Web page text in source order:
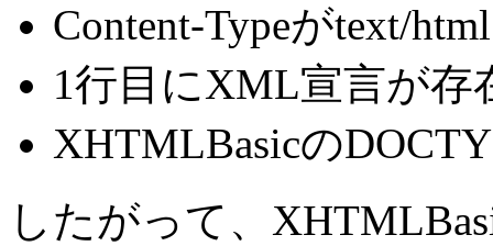
Content-Typeがtext/
1行目にXML宣言が存
XHTMLBasicの
したがって、